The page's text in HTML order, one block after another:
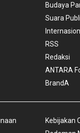
Budaya
Suara
RSS
Redaksi
ANTARA
BrandA
Kebijakan